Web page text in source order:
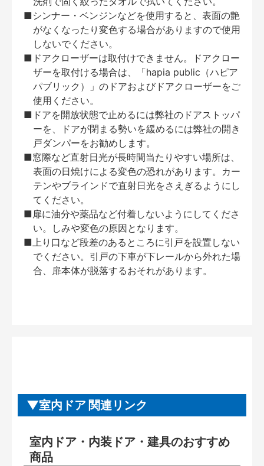
■シンナー・ベンジンなどを使用すると、表面の艶
がなくなったり変色する場合がありますので使用
しないでください。
■ドアクローザーは取付けできません。ドアクロー
ザーを取付ける場合は、「hapia public（ハピア
パブリック）」のドアおよびドアクローザーをご
使用ください。
■ドアを開放状態で止めるには弊社のドアストッパ
ーを、ドアが閉まる勢いを緩めるには弊社の開き
戸ダンパーをお勧めします。
■窓際など直射日光が長時間当たりやすい場所は、
表面の日焼けによる変色の恐れがあります。カー
テンやブラインドで直射日光をさえぎるようにし
てください。
■扉に油分や薬品など付着しないようにしてくださ
い。しみや変色の原因となります。
■上り口など段差のあるところに引戸を設置しない
でください。引戸の下車が下レールから外れた場
合、扉本体が脱落するおそれがあります。
室内ドア 関連リンク
室内ドア・内装ドア・建具のおすすめ
商品